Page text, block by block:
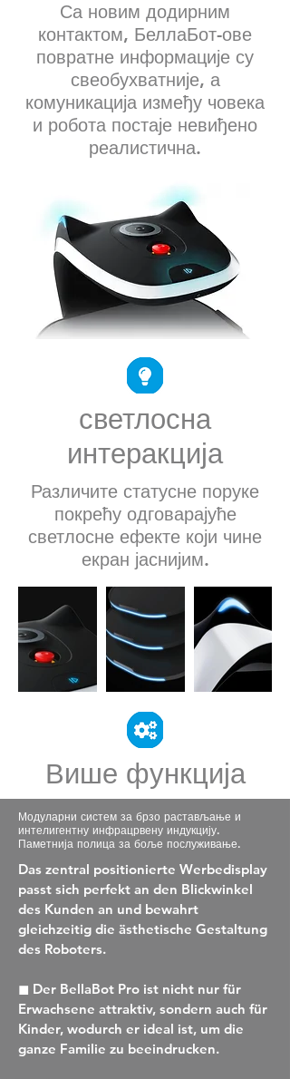
Са новим додирним
контактом, БеллаБот-ове
повратне информације су
свеобухватније, а
комуникација између човека
и робота постаје невиђено
реалистична.
светлосна
интеракција
Различите статусне поруке
покрећу одговарајуће
светлосне ефекте који чине
екран јаснијим.
Више функција
Модуларни систем за брзо растављање и
интелигентну инфрацрвену индукцију.
Паметнија полица за боље послуживање.
Das zentral positionierte Werbedisplay
passt sich perfekt an den Blickwinkel
des Kunden an und bewahrt
gleichzeitig die ästhetische Gestaltung
des Roboters.
◼ Der BellaBot Pro ist nicht nur für
Erwachsene attraktiv, sondern auch für
Kinder, wodurch er ideal ist, um die
ganze Familie zu beeindrucken.